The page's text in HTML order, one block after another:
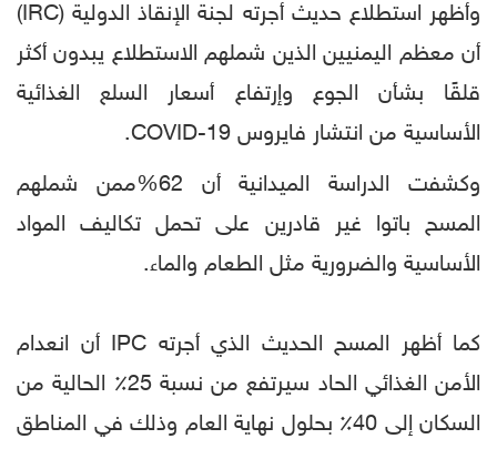
وأظهر استطلاع حديث أجرته لجنة الإنقاذ الدولية (IRC)
أن معظم اليمنيين الذين شملهم الاستطلاع يبدون أكثر
قلقًا بشأن الجوع وإرتفاع أسعار السلع الغذائية
الأساسية من انتشار فايروس COVID-19.
وكشفت الدراسة الميدانية أن 62%ممن شملهم
المسح باتوا غير قادرين على تحمل تكاليف المواد
الأساسية والضرورية مثل الطعام والماء.
كما أظهر المسح الحديث الذي أجرته IPC أن انعدام
الأمن الغذائي الحاد سيرتفع من نسبة 25٪ الحالية من
السكان إلى 40٪ بحلول نهاية العام وذلك في المناطق